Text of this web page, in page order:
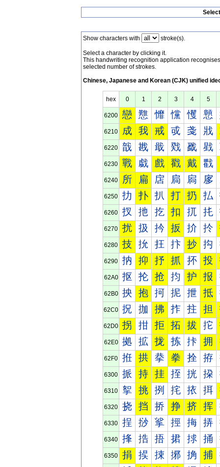
Show characters with stroke(s).
Select a character by clicking it.
This handwriting recognition application
selected number of strokes.
Chinese, Japanese and Korean (CJK) unified
hex 0 1 2 3 4 5
6200 戀 戁 戂 戃 戄 戅
6210 成 我 戒 戓 戔 戕
6220 戠 戡 戢 戣 戤 戥
6230 戰 戱 戲 戳 戴 戵
6240 所 扁 扂 扃 扄 扅
6250 扐 扑 扒 打 扔 払
6260 扠 扡 扢 扣 扤 扥
6270 扰 扱 扲 扳 扴 扵
6280 技 抁 抂 抃 抄 抅
6290 抐 抑 抒 抓 抔 投
62A0 抠 抡 抢 抣 护 报
62B0 抰 抱 抲 抳 抴 抵
62C0 拀 拁 拂 拃 拄 担
62D0 拐 拑 拒 拓 拔 拕
62E0 拠 拡 拢 拣 拤 拥
62F0 拰 拱 拲 拳 拴 拵
6300 挀 持 挂 挃 挄 挅
6310 挐 挑 挒 挓 挔 挕
6320 挠 挡 挢 挣 挤 挥
6330 挰 挱 挲 挳 挴 挵
6340 捀 捁 捂 捃 捄 捅
6350 捐 捑 捒 捓 捔 捕